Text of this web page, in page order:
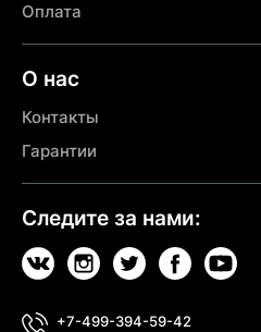
Оплата
О нас
Контакты
Гарантии
Следите за нами:
+7-499-394-59-42